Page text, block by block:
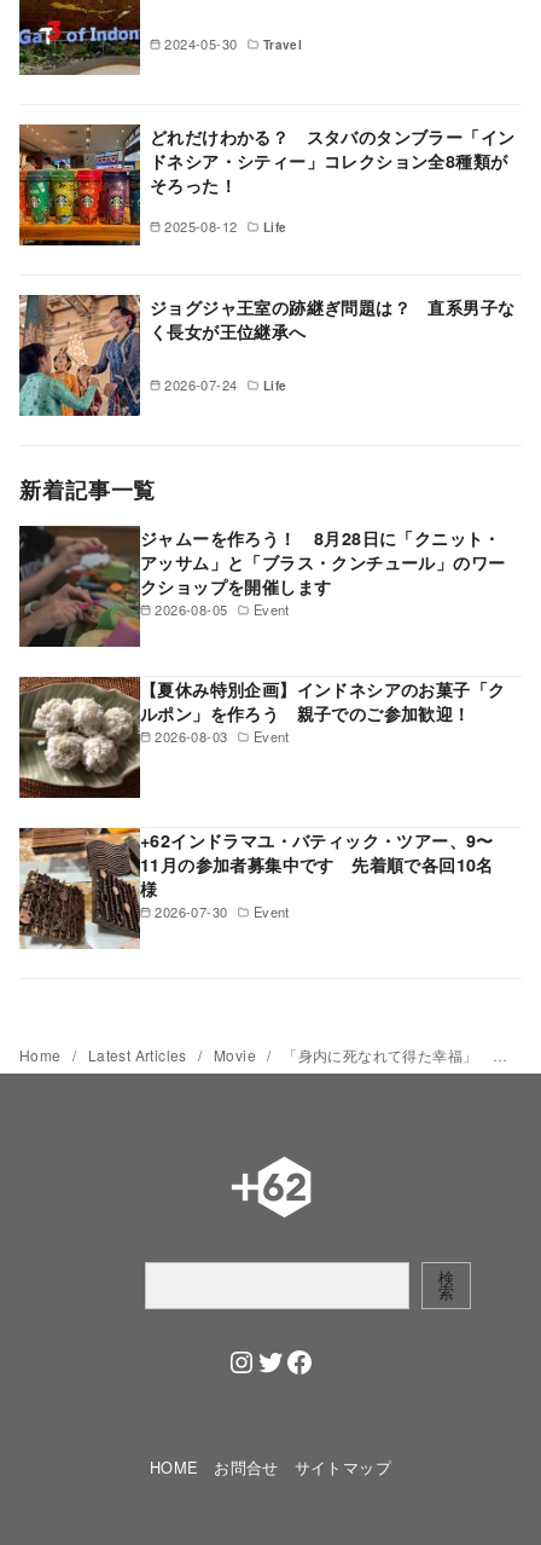
2024-05-30 Travel
どれだけわかる？ スタバのタンブラー「イン
ドネシア・シティー」コレクション全8種類が
そろった！
2025-08-12 Life
ジョグジャ王室の跡継ぎ問題は？ 直系男子な
く長女が王位継承へ
2026-07-24 Life
新着記事一覧
2026-08-05 Event
ジャムーを作ろう！ 8月28日に「クニット・
アッサム」と「ブラス・クンチュール」のワー
クショップを開催します
2026-08-03 Event
【夏休み特別企画】インドネシアのお菓子「ク
ルポン」を作ろう 親子でのご参加歓迎！
2026-07-30 Event
+62インドラマユ・バティック・ツアー、9〜
11月の参加者募集中です 先着順で各回10名
様
Home Latest Articles Movie 「身内に死なれて得た幸福」 家族が亡くなると周囲が優しくなる?! 内気な青年の策とは 【インドネシア映画倶楽部】第94回
索
検
索
Instagram Twitter Facebook
HOME お問合せ サイトマップ